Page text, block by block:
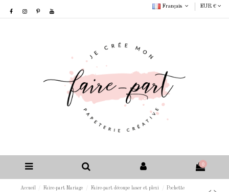
Français EUR €
0
Accueil Faire-part Mariage Faire-part découpe laser et plexi
Pochette